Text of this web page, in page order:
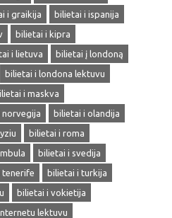
i graikija
bilietai i ispanija
bilietai i kipra
i lietuva
bilietai į londoną
bilietai i londona lektuvu
i maskva
norvegija
bilietai i olandija
bilietai i roma
bilietai i svedija
tenerife
bilietai i turkija
bilietai i vokietija
lektuvu